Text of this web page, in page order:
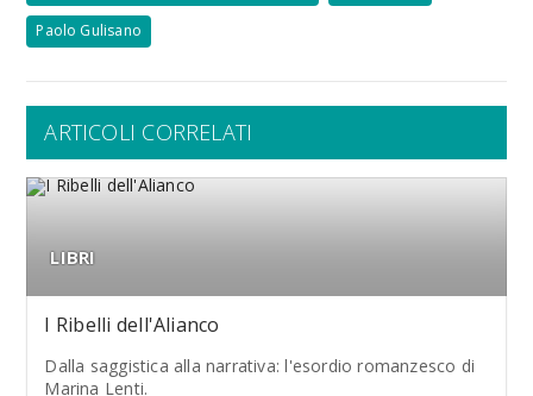
Paolo Gulisano
ARTICOLI CORRELATI
LIBRI
I Ribelli dell'Alianco
Dalla saggistica alla narrativa: l'esordio romanzesco di
Marina Lenti.